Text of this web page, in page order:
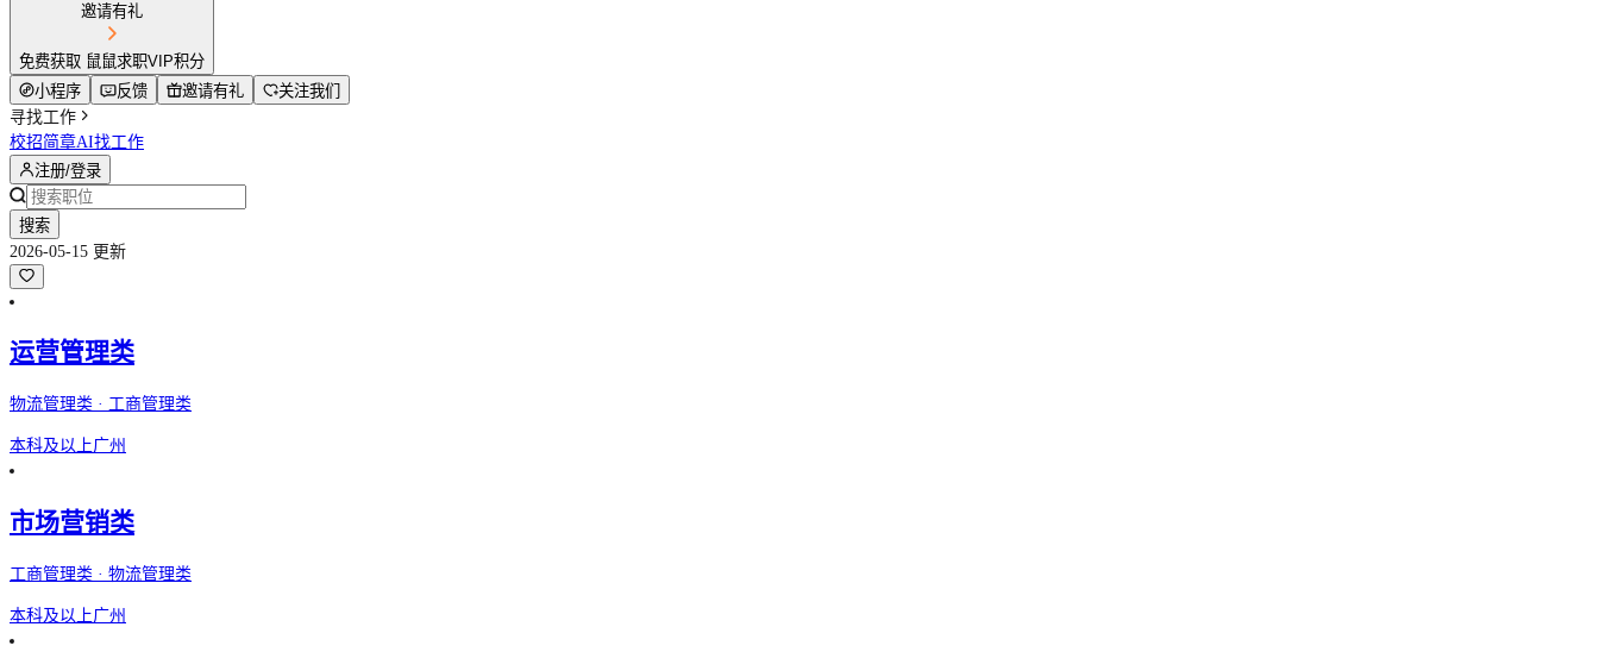
邀请有礼
免费获取 鼠鼠求职VIP积分
小程序 反馈 邀请有礼
关注我们
寻找工作
校招简章AI找工作
注册/登录
搜索
2026-05-15 更新
运营管理类
物流管理类 · 工商管理类
本科及以上广州
市场营销类
工商管理类 · 物流管理类
本科及以上广州